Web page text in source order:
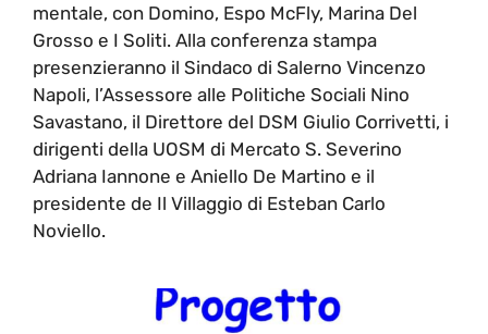
mentale, con Domino, Espo McFly, Marina Del
Grosso e I Soliti. Alla conferenza stampa
presenzieranno il Sindaco di Salerno Vincenzo
Napoli, l’Assessore alle Politiche Sociali Nino
Savastano, il Direttore del DSM Giulio Corrivetti, i
dirigenti della UOSM di Mercato S. Severino
Adriana Iannone e Aniello De Martino e il
presidente de Il Villaggio di Esteban Carlo
Noviello.